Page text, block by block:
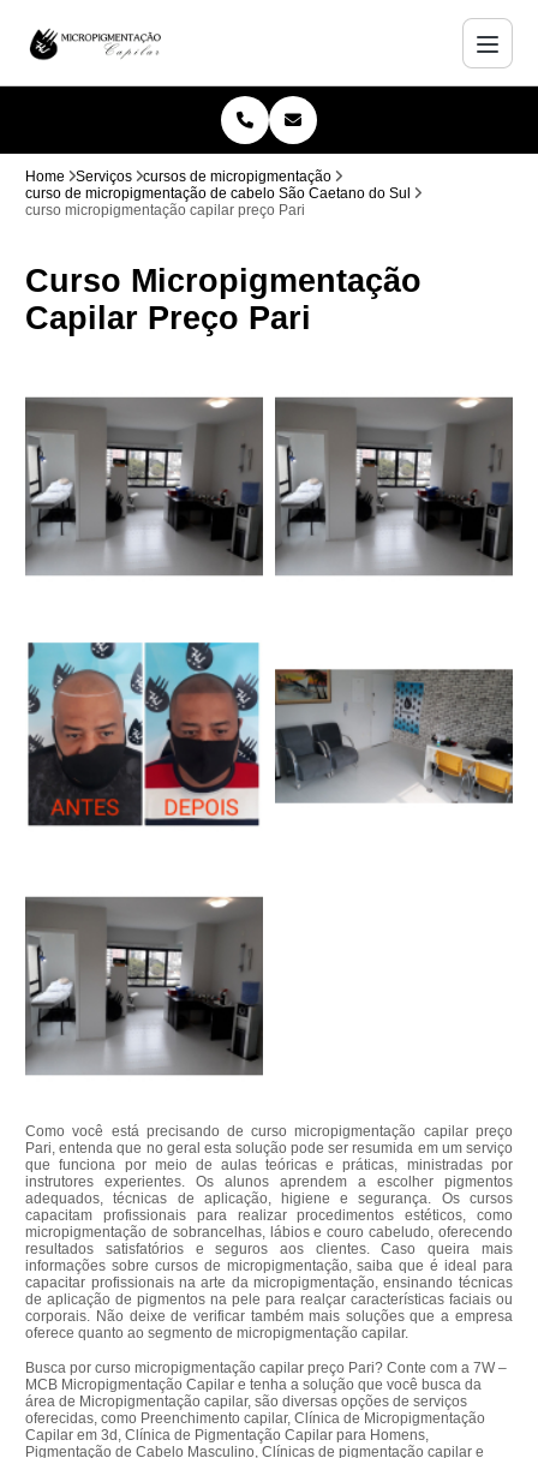
Home Serviços
cursos de micropigmentação
curso de micropigmentação de cabelo São Caetano do Sul
curso micropigmentação capilar preço Pari
Curso Micropigmentação
Capilar Preço Pari
Como você está precisando de curso micropigmentação capilar preço
Pari, entenda que no geral esta solução pode ser resumida em um serviço
que funciona por meio de aulas teóricas e práticas, ministradas por
instrutores experientes. Os alunos aprendem a escolher pigmentos
adequados, técnicas de aplicação, higiene e segurança. Os cursos
capacitam profissionais para realizar procedimentos estéticos, como
micropigmentação de sobrancelhas, lábios e couro cabeludo, oferecendo
resultados satisfatórios e seguros aos clientes. Caso queira mais
informações sobre cursos de micropigmentação, saiba que é ideal para
capacitar profissionais na arte da micropigmentação, ensinando técnicas
de aplicação de pigmentos na pele para realçar características faciais ou
corporais. Não deixe de verificar também mais soluções que a empresa
oferece quanto ao segmento de micropigmentação capilar.
Busca por curso micropigmentação capilar preço Pari? Conte com a 7W –
MCB Micropigmentação Capilar e tenha a solução que você busca da
área de Micropigmentação capilar, são diversas opções de serviços
oferecidas, como Preenchimento capilar, Clínica de Micropigmentação
Capilar em 3d, Clínica de Pigmentação Capilar para Homens,
Pigmentação de Cabelo Masculino, Clínicas de pigmentação capilar e